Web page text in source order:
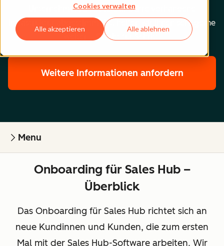
Cookies verwalten
Alle akzeptieren Alle ablehnen
Unternehmen, Ihre Ziele und Ihre vorhandene
Infrastruktur abgestimmt ist, helfen wir Ihnen sehr gerne
weiter – Schritt für Schritt.
Weitere Informationen anfordern
Menu
Onboarding für Sales Hub –
Überblick
Das Onboarding für Sales Hub richtet sich an
neue Kundinnen und Kunden, die zum ersten
Mal mit der Sales Hub-Software arbeiten. Wir